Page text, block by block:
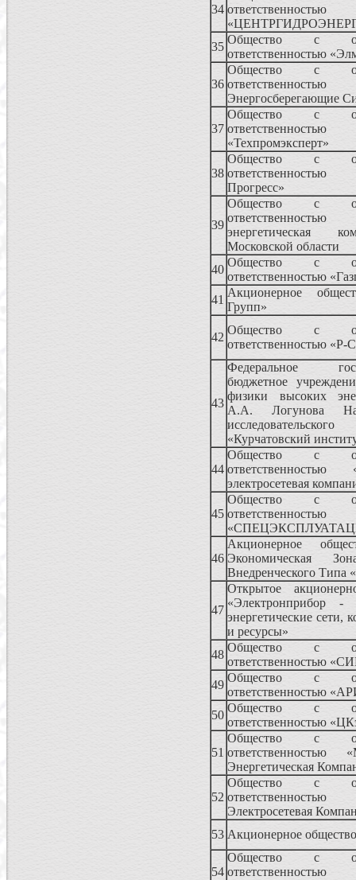
34 ответственностью
35
Общество с
ответственностью
36
Общество с
ответственностью
Энергосберегающие
37
Общество с
ответственностью
«Техпромэксперт»
38
Общество с
Прогресс»
39
Общество с
ответственностью
энергетическая
Московской области
40
Общество с
ответственностью
41
Акционерное
Групп»
42
Общество с
ответственностью «Р-
43
Федеральное
бюджетное
физики высоких
А.А. Логунова
«Курчатовский
44
Общество с
ответственностью
электросетевая
45
Общество с
ответственностью
46
Акционерное
Экономическая
Внедренческого
47
Открытое
«Электронприбор -
энергетические сети,
и ресурсы»
48
Общество с
ответственностью
49
Общество с
ответственностью
50
Общество с
ответственностью
51
Общество с
ответственностью
Энергетическая
52
Общество с
ответственностью
Электросетевая
53 Акционерное
54
Общество с